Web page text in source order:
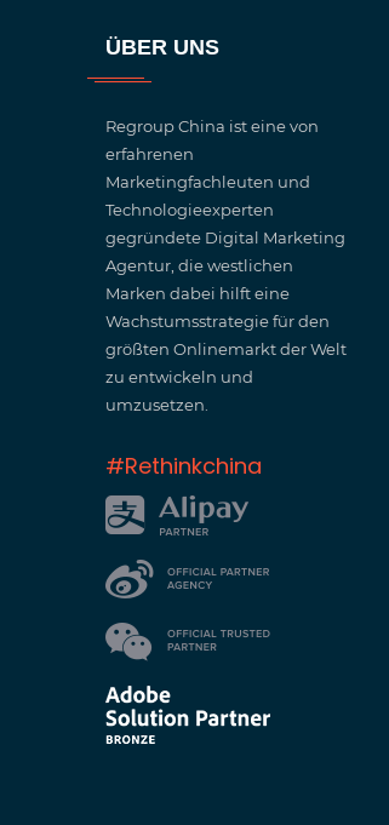
ÜBER UNS
Regroup China ist eine von
erfahrenen
Marketingfachleuten und
Technologieexperten
gegründete Digital Marketing
Agentur, die westlichen
Marken dabei hilft eine
Wachstumsstrategie für den
größten Onlinemarkt der Welt
zu entwickeln und
umzusetzen.
#Rethinkchina